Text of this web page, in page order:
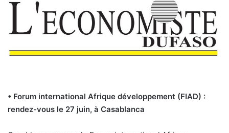
• Forum international Afrique développement (FIAD) :
rendez-vous le 27 juin, à Casablanca